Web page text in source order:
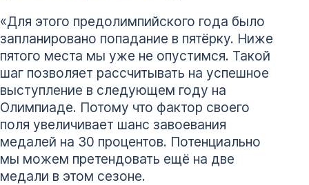
«Для этого предолимпийского года было
запланировано попадание в пятёрку. Ниже
пятого места мы уже не опустимся. Такой
шаг позволяет рассчитывать на успешное
выступление в следующем году на
Олимпиаде. Потому что фактор своего
поля увеличивает шанс завоевания
медалей на 30 процентов. Потенциально
мы можем претендовать ещё на две
медали в этом сезоне.